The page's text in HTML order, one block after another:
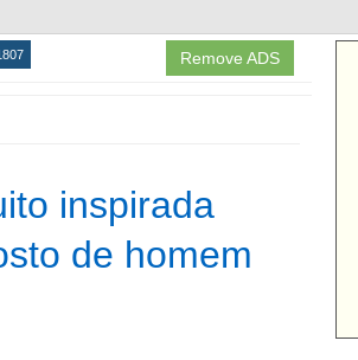
Remove ADS
inspirada
de homem